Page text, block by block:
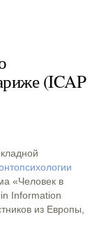
(ICAP
«Человек в
Information
из Европы,